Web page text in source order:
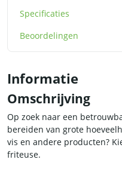
Specificaties
Beoordelingen
Informatie
Omschrijving
Op zoek naar een
bereiden van grote
vis en andere producten?
friteuse.